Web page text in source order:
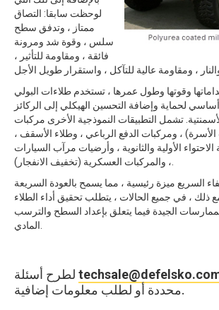
لوحظت سابقا: التصاق
ممتاز ، وتدفق سطح
سلس ، وقوة شد ومرونة
فائقة ، ومقاومة للتأثير ،
وقوتها وطول عمرها ، تستخدم طلاءات البولي
لحماية وإضافة التحسين الهيكلي إلى الركائز
تشمل التطبيقات النموذجية الأخرى مركبات
الأسرة) ، ومركبات الدفع الرباعي ، وطلاء الأسقف ،
الاحتواء الأولية والثانوية ، وأرضيات مرآب السيارات
السريع ميزة رئيسية ، مما يسمح بالعودة السريعة
ذلك ، في جميع الحالات ، يتطلب تحقيق أداء الطلاء
الممارسات الجيدة فيما يتعلق بإعداد السطح والترسب
لطرح أسئلة
محددة أو لطلب معلومات إضافية.